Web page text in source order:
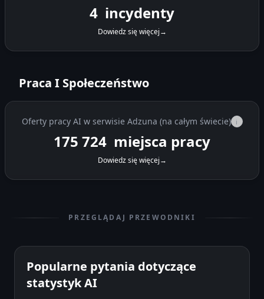
4 incydenty
Dowiedz się więcej→
Praca I Społeczeństwo
Oferty pracy AI w serwisie Adzuna (na całym świecie) i
175 724 miejsca pracy
Dowiedz się więcej→
PRZEGLĄDAJ PRZEWODNIKI
Popularne pytania dotyczące
statystyk AI